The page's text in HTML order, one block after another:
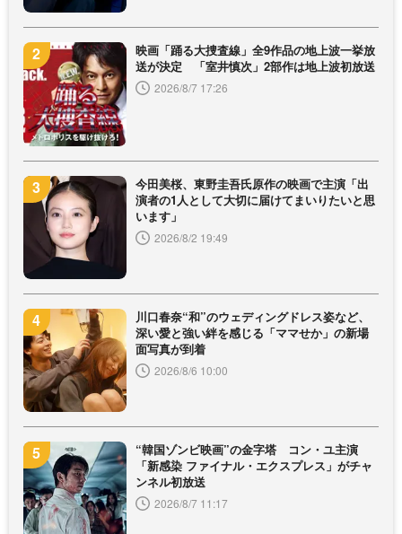
映画「踊る大捜査線」全9作品の地上波一挙放
送が決定 「室井慎次」2部作は地上波初放送
2026/8/7 17:26
今田美桜、東野圭吾氏原作の映画で主演「出
演者の1人として大切に届けてまいりたいと思
います」
2026/8/2 19:49
川口春奈“和”のウェディングドレス姿など、
深い愛と強い絆を感じる「ママせか」の新場
面写真が到着
2026/8/6 10:00
“韓国ゾンビ映画”の金字塔 コン・ユ主演
「新感染 ファイナル・エクスプレス」がチャ
ンネル初放送
2026/8/7 11:17